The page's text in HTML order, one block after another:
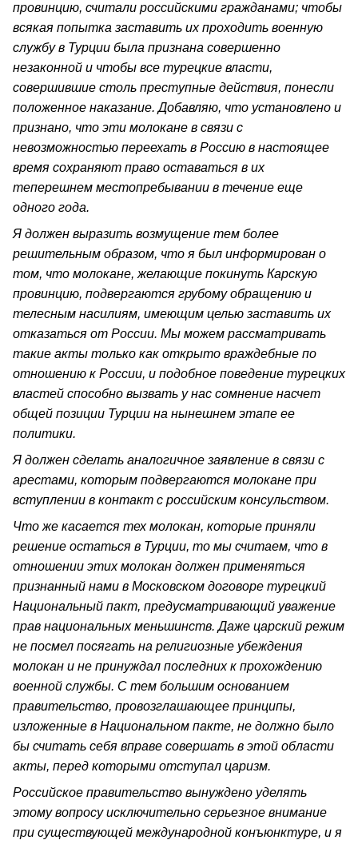
провинцию, считали российскими гражданами; чтобы
всякая попытка заставить их проходить военную
службу в Турции была признана совершенно
незаконной и чтобы все турецкие власти,
совершившие столь преступные действия, понесли
положенное наказание. Добавляю, что установлено и
признано, что эти молокане в связи с
невозможностью переехать в Россию в настоящее
время сохраняют право оставаться в их
теперешнем местопребывании в течение еще
одного года.
Я должен выразить возмущение тем более
решительным образом, что я был информирован о
том, что молокане, желающие покинуть Карскую
провинцию, подвергаются грубому обращению и
телесным насилиям, имеющим целью заставить их
отказаться от России. Мы можем рассматривать
такие акты только как открыто враждебные по
отношению к России, и подобное поведение турецких
властей способно вызвать у нас сомнение насчет
общей позиции Турции на нынешнем этапе ее
политики.
Я должен сделать аналогичное заявление в связи с
арестами, которым подвергаются молокане при
вступлении в контакт с российским консульством.
Что же касается тех молокан, которые приняли
решение остаться в Турции, то мы считаем, что в
отношении этих молокан должен применяться
признанный нами в Московском договоре турецкий
Национальный пакт, предусматривающий уважение
прав национальных меньшинств. Даже царский режим
не посмел посягать на религиозные убеждения
молокан и не принуждал последних к прохождению
военной службы. С тем большим основанием
правительство, провозглашающее принципы,
изложенные в Национальном пакте, не должно было
бы считать себя вправе совершать в этой области
акты, перед которыми отступал царизм.
Российское правительство вынуждено уделять
этому вопросу исключительно серьезное внимание
при существующей международной конъюнктуре, и я